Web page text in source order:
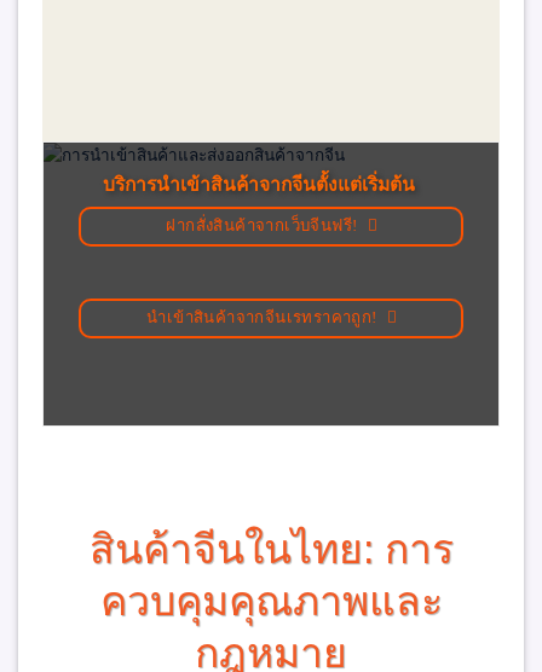
บริการนำเข้าสินค้าจากจีนตั้งแต่เริ่มต้น
ฝากสั่งสินค้าจากเว็บจีนฟรี!
นำเข้าสินค้าจากจีนเรทราคาถูก!
สินค้าจีนในไทย: การ
ควบคุมคุณภาพและ
กฎหมาย